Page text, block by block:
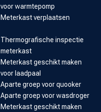
voor warmtepomp
Meterkast verplaatsen
Thermografische inspectie
meterkast
Meterkast geschikt maken
voor laadpaal
Aparte groep voor quooker
Aparte groep voor wasdroger
Meterkast geschikt maken